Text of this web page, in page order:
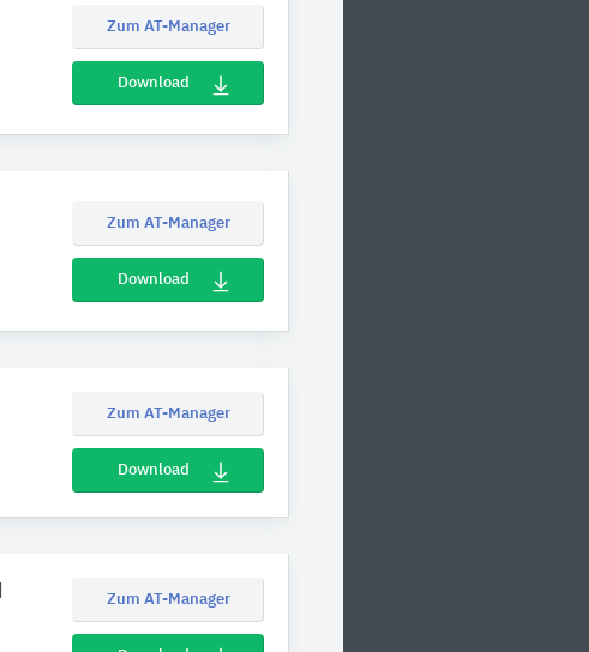
Zum AT-Manager
Download
Zum AT-Manager
Download
Zum AT-Manager
Download
Zum AT-Manager